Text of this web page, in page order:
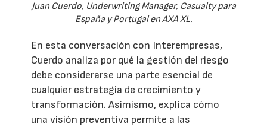
Juan Cuerdo, Underwriting Manager, Casualty para
España y Portugal en AXA XL.
En esta conversación con Interempresas,
Cuerdo analiza por qué la gestión del riesgo
debe considerarse una parte esencial de
cualquier estrategia de crecimiento y
transformación. Asimismo, explica cómo
una visión preventiva permite a las